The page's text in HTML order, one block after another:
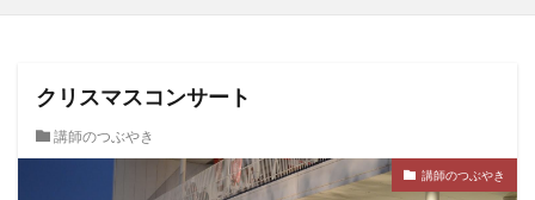
クリスマスコンサート
講師のつぶやき
講師のつぶやき